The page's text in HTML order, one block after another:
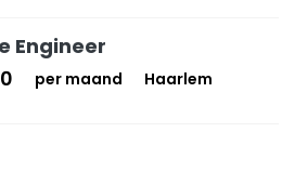
Engineer
per maand Haarlem